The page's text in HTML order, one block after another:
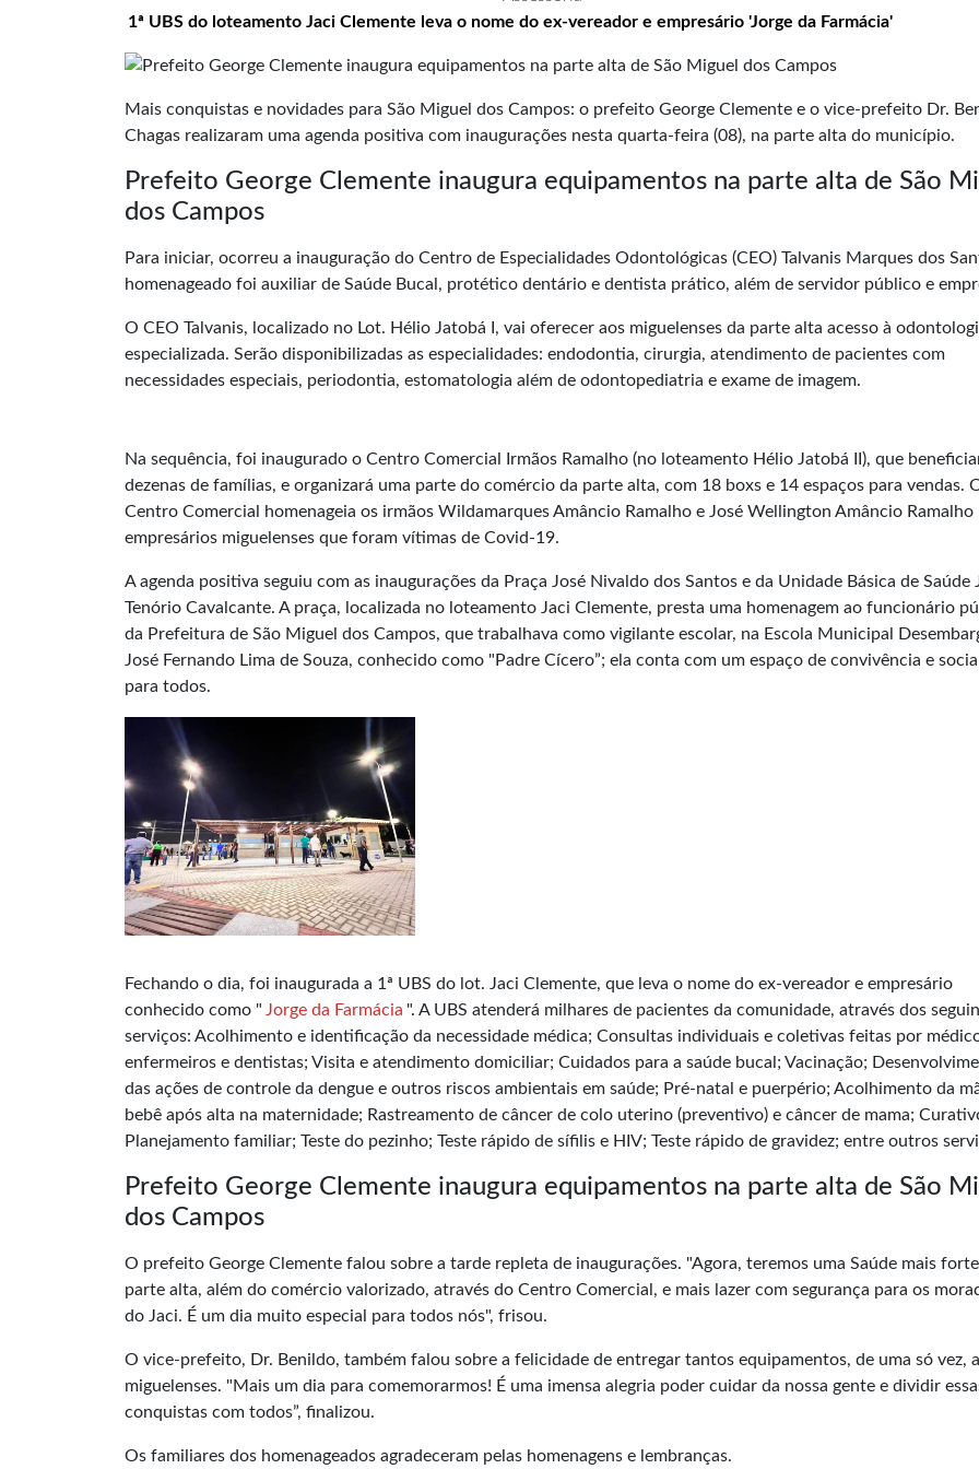
1ª UBS do loteamento Jaci Clemente leva o nome do ex-vereador e empresário 'Jorge da Farmácia'
Mais conquistas e novidades para São Miguel dos Campos: o prefeito George Clemente e o vice-prefeito Dr.
Chagas realizaram uma agenda positiva com inaugurações nesta quarta-feira (08), na parte alta do município.
Prefeito George Clemente inaugura equipamentos na parte alta de São
dos Campos
Para iniciar, ocorreu a inauguração do Centro de Especialidades Odontológicas (CEO) Talvanis Marques dos
homenageado foi auxiliar de Saúde Bucal, protético dentário e dentista prático, além de servidor público e
O CEO Talvanis, localizado no Lot. Hélio Jatobá I, vai oferecer aos miguelenses da parte alta acesso à
especializada. Serão disponibilizadas as especialidades: endodontia, cirurgia, atendimento de pacientes com
necessidades especiais, periodontia, estomatologia além de odontopediatria e exame de imagem.
Na sequência, foi inaugurado o Centro Comercial Irmãos Ramalho (no loteamento Hélio Jatobá II), que
dezenas de famílias, e organizará uma parte do comércio da parte alta, com 18 boxs e 14 espaços para vendas.
Centro Comercial homenageia os irmãos Wildamarques Amâncio Ramalho e José Wellington Amâncio Ramalho
empresários miguelenses que foram vítimas de Covid-19.
A agenda positiva seguiu com as inaugurações da Praça José Nivaldo dos Santos e da Unidade Básica de Saúde
Tenório Cavalcante. A praça, localizada no loteamento Jaci Clemente, presta uma homenagem ao funcionário
da Prefeitura de São Miguel dos Campos, que trabalhava como vigilante escolar, na Escola Municipal
José Fernando Lima de Souza, conhecido como "Padre Cícero”; ela conta com um espaço de convivência e
para todos.
Fechando o dia, foi inaugurada a 1ª UBS do lot. Jaci Clemente, que leva o nome do ex-vereador e empresário
conhecido como " Jorge da Farmácia ". A UBS atenderá milhares de pacientes da comunidade, através dos
serviços: Acolhimento e identificação da necessidade médica; Consultas individuais e coletivas feitas por
enfermeiros e dentistas; Visita e atendimento domiciliar; Cuidados para a saúde bucal; Vacinação;
das ações de controle da dengue e outros riscos ambientais em saúde; Pré-natal e puerpério; Acolhimento da
bebê após alta na maternidade; Rastreamento de câncer de colo uterino (preventivo) e câncer de mama;
Planejamento familiar; Teste do pezinho; Teste rápido de sífilis e HIV; Teste rápido de gravidez; entre outros
Prefeito George Clemente inaugura equipamentos na parte alta de São
dos Campos
O prefeito George Clemente falou sobre a tarde repleta de inaugurações. "Agora, teremos uma Saúde mais
parte alta, além do comércio valorizado, através do Centro Comercial, e mais lazer com segurança para os
do Jaci. É um dia muito especial para todos nós", frisou.
O vice-prefeito, Dr. Benildo, também falou sobre a felicidade de entregar tantos equipamentos, de uma só vez,
miguelenses. "Mais um dia para comemorarmos! É uma imensa alegria poder cuidar da nossa gente e dividir
conquistas com todos”, finalizou.
Os familiares dos homenageados agradeceram pelas homenagens e lembranças.